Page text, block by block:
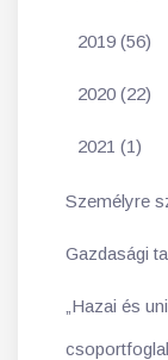
2019 (56)
2020 (22)
2021 (1)
Személyre
Gazdasági
„Hazai és